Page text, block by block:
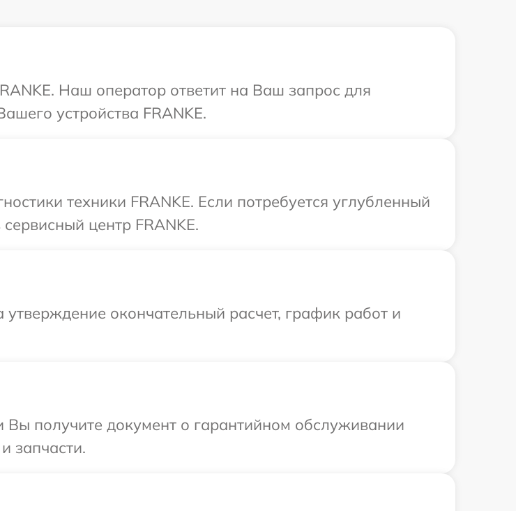
Наш оператор ответит на Ваш запрос для
устройства FRANKE.
техники FRANKE. Если потребуется углубленный
центр FRANKE.
окончательный расчет, график работ и
получите документ о гарантийном обслуживании
запчасти.